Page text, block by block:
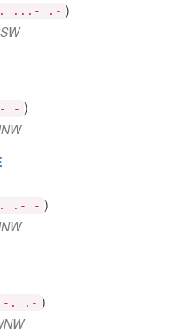
...- .- )
- )
.- - )
. .- )